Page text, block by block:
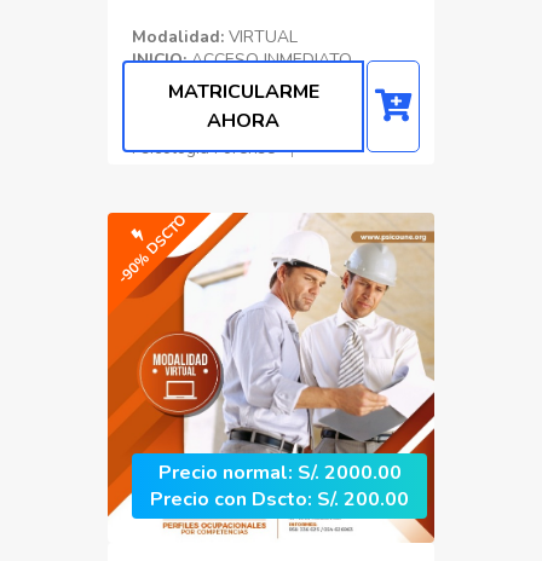
Modalidad: VIRTUAL
INICIO:ACCESO INMEDIATO
CERTIFICADO: 90 Horas
Academicas
Psicología Forense
MATRICULARME
AHORA
-90% DSCTO
Precio normal: S/. 2000.00
Precio con Dscto: S/. 200.00